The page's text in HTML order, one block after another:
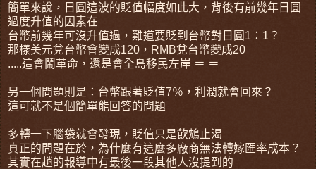
簡單來說，日圓這波的貶值幅度如此大，背後有前幾年日圓
過度升值的因素在
台幣前幾年可沒升值過，難道要貶到台幣對日圓1：1？
那樣美元兌台幣會變成120，RMB兌台幣變成20
.....這會鬧革命，還是會全島移民左岸 ＝ ＝
另一個問題則是：台幣跟著貶值7％，利潤就會回來？
這可就不是個簡單能回答的問題
多轉一下腦袋就會發現，貶值只是飲鴆止渴
真正的問題在於，為什麼有這麼多廠商無法轉嫁匯率成本？
其實在趙的報導中有最後一段其他人沒提到的